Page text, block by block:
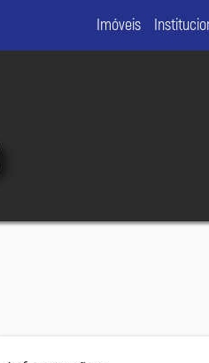
Imóveis